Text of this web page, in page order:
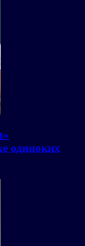
одиноких